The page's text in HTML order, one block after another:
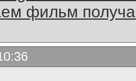
фильм